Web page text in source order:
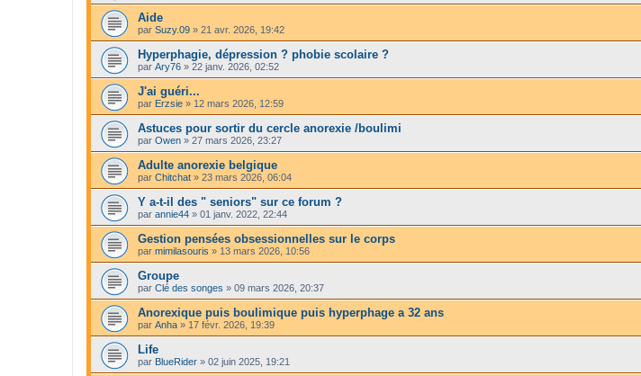
Aide
par Suzy.09 » 21 avr. 2026, 19:42
Hyperphagie, dépression ? phobie scolaire ?
par Ary76 » 22 janv. 2026, 02:52
J'ai guéri...
par Erzsie » 12 mars 2026, 12:59
Astuces pour sortir du cercle anorexie /boulimi
par Owen » 27 mars 2026, 23:27
Adulte anorexie belgique
par Chitchat » 23 mars 2026, 06:04
Y a-t-il des " seniors" sur ce forum ?
par annie44 » 01 janv. 2022, 22:44
Gestion pensées obsessionnelles sur le corps
par mimilasouris » 13 mars 2026, 10:56
Groupe
par Clé des songes » 09 mars 2026, 20:37
Anorexique puis boulimique puis hyperphage a 32 ans
par Anha » 17 févr. 2026, 19:39
Life
par BlueRider » 02 juin 2025, 19:21